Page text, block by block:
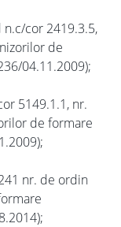
n.c/cor 2419.3.5,
de
04.11.2009);
5149.1.1, nr.
de formare
nr. de ordin